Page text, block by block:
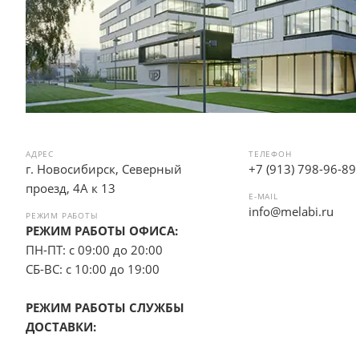
АДРЕС
г. Новосибирск, Северный
проезд, 4А к 13
РЕЖИМ РАБОТЫ
РЕЖИМ РАБОТЫ ОФИСА:
ПН-ПТ: с 09:00 до 20:00
СБ-ВС: с 10:00 до 19:00
РЕЖИМ РАБОТЫ СЛУЖБЫ
ДОСТАВКИ:
ТЕЛЕФОН
+7 (913) 798-96-89
E-MAIL
info@melabi.ru